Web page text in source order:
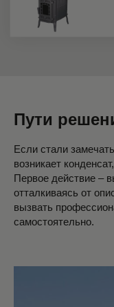
Пути
Если стали
возникает
Первое действие –
отталкиваясь от
вызвать
самостоятельно.